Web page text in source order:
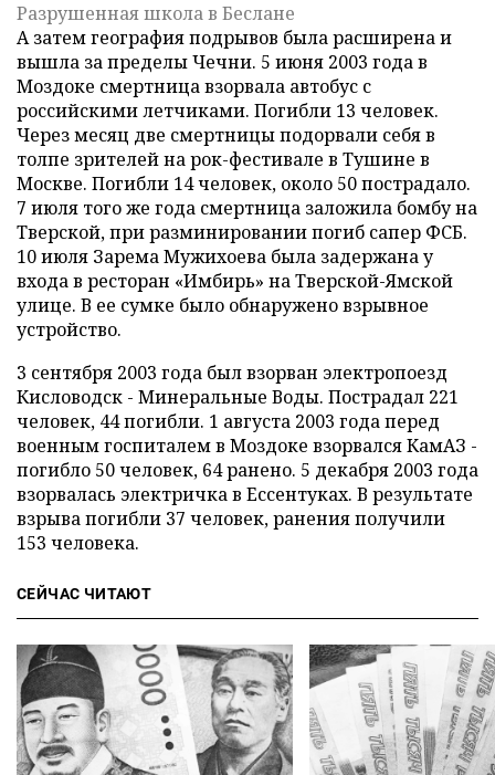
Разрушенная школа в Беслане
А затем география подрывов была расширена и
вышла за пределы Чечни. 5 июня 2003 года в
Моздоке смертница взорвала автобус с
российскими летчиками. Погибли 13 человек.
Через месяц две смертницы подорвали себя в
толпе зрителей на рок-фестивале в Тушине в
Москве. Погибли 14 человек, около 50 пострадало.
7 июля того же года смертница заложила бомбу на
Тверской, при разминировании погиб сапер ФСБ.
10 июля Зарема Мужихоева была задержана у
входа в ресторан «Имбирь» на Тверской-Ямской
улице. В ее сумке было обнаружено взрывное
устройство.
3 сентября 2003 года был взорван электропоезд
Кисловодск - Минеральные Воды. Пострадал 221
человек, 44 погибли. 1 августа 2003 года перед
военным госпиталем в Моздоке взорвался КамАЗ -
погибло 50 человек, 64 ранено. 5 декабря 2003 года
взорвалась электричка в Ессентуках. В результате
взрыва погибли 37 человек, ранения получили
153 человека.
СЕЙЧАС ЧИТАЮТ